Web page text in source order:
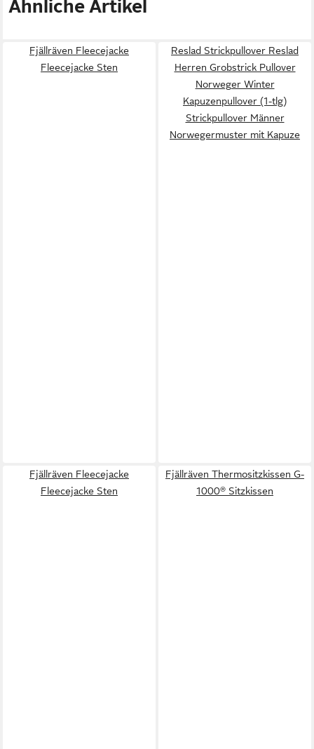
Ähnliche Artikel
Fjällräven Fleecejacke
Fleecejacke Sten
Reslad Strickpullover Reslad
Herren Grobstrick Pullover
Norweger Winter
Kapuzenpullover (1-tlg)
Strickpullover Männer
Norwegermuster mit Kapuze
Fjällräven Fleecejacke
Fleecejacke Sten
Fjällräven Thermositzkissen G-
1000® Sitzkissen